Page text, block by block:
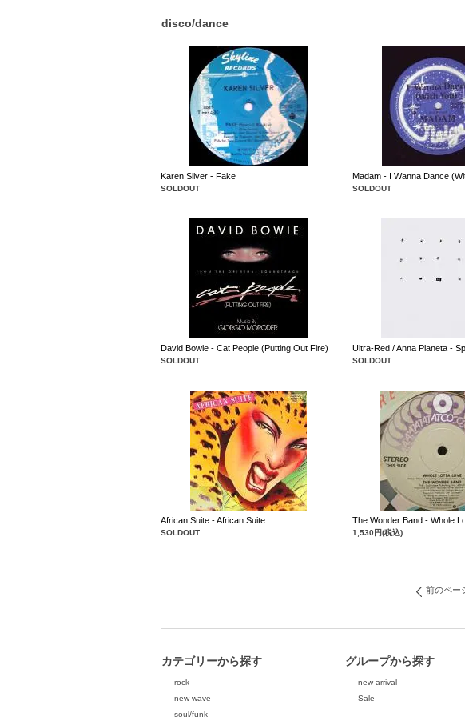
disco/dance
Karen Silver - Fake
SOLDOUT
Madam - I Wanna Dance
SOLDOUT
David Bowie - Cat People (Putting Out Fire)
SOLDOUT
Ultra-Red / Anna Planeta -
SOLDOUT
African Suite - African Suite
SOLDOUT
The Wonder Band - Whole
1,530円(税込)
前のペー
カテゴリーから探す
rock
new wave
soul/funk
グループから探す
new arrival
Sale